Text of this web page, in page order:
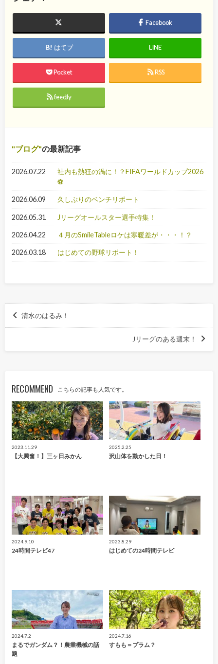
Facebook
はてブ LINE
Pocket RSS
feedly
ブログ の最新記事
2026.07.22
社内も熱狂の渦に！？FIFAワールドカップ2026
⚽
2026.06.09 久しぶりのベンチリポート
2026.05.31 Jリーグオールスター選手特集！
2026.04.22 ４月のSmileTableロケは寒暖差が・・・！？
2026.03.18 はじめての野球リポート！
清水のはるみ！
Jリーグのある週末！
RECOMMEND こちらの記事も人気です。
2023.11.29
【大興奮！】三ヶ日みかん
2025.2.25
沢山体を動かした日！
2024.9.10
24時間テレビ47
2023.8.29
はじめての24時間テレビ
2024.7.2
まるでガンダム？！農業機械の話
題
2024.7.16
すもも＝プラム？